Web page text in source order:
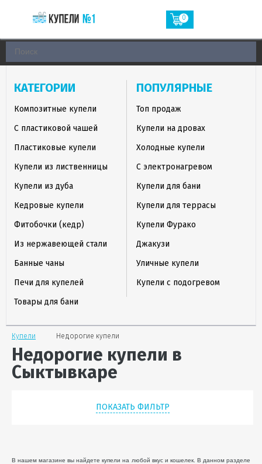
0
КАТЕГОРИИ
Композитные купели
С пластиковой чашей
Пластиковые купели
Купели из лиственницы
Купели из дуба
Кедровые купели
Фитобочки (кедр)
Из нержавеющей стали
Банные чаны
Печи для купелей
Товары для бани
ПОПУЛЯРНЫЕ
Топ продаж
Купели на дровах
Холодные купели
С электронагревом
Купели для бани
Купели для террасы
Купели Фурако
Джакузи
Уличные купели
Купели с подогревом
Купели Недорогие купели
Недорогие купели в
Сыктывкаре
ПОКАЗАТЬ ФИЛЬТР
В нашем магазине вы найдете купели на любой вкус и кошелек. В данном разделе